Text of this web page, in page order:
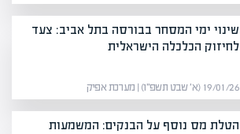
שינוי ימי המסחר בבורסה בתל אביב: צעד
לחיזוק הכלכלה הישראלית
19/01/26 (א׳ שבט תשפ״ו) | מערכת אפיק
הטלת מס נוסף על הבנקים: המשמעות